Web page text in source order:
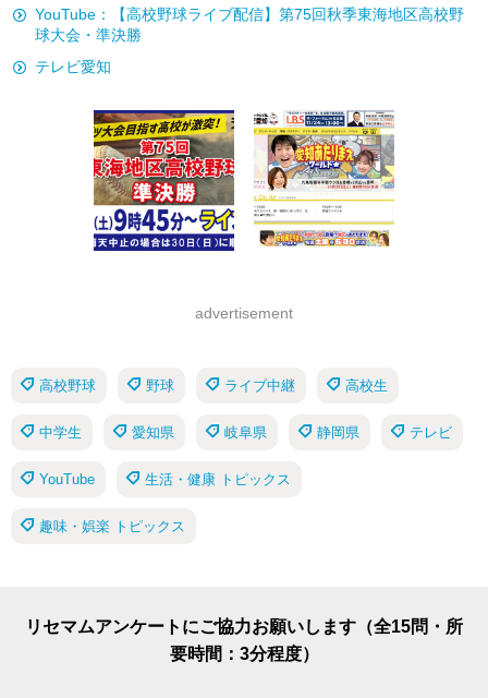
YouTube：【高校野球ライブ配信】第75回秋季東海地区高校野
球大会・準決勝
テレビ愛知
advertisement
高校野球 野球 ライブ中継 高校生
中学生 愛知県 岐阜県 静岡県 テレビ
YouTube 生活・健康 トピックス
趣味・娯楽 トピックス
リセマムアンケートにご協力お願いします（全15問・所
要時間：3分程度）